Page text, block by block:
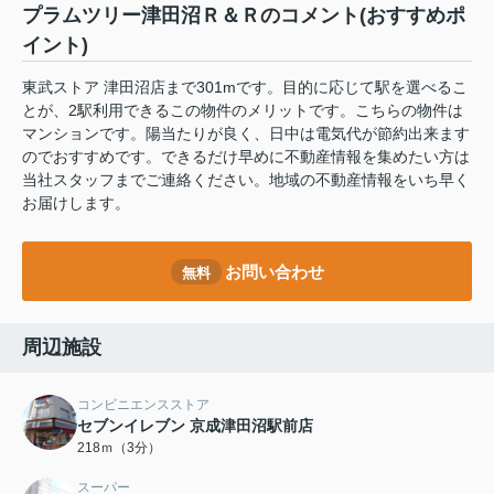
プラムツリー津田沼Ｒ＆Ｒのコメント(おすすめポ
イント)
東武ストア 津田沼店まで301mです。目的に応じて駅を選べるこ
とが、2駅利用できるこの物件のメリットです。こちらの物件は
マンションです。陽当たりが良く、日中は電気代が節約出来ます
のでおすすめです。できるだけ早めに不動産情報を集めたい方は
当社スタッフまでご連絡ください。地域の不動産情報をいち早く
お届けします。
無料 お問い合わせ
周辺施設
コンビニエンスストア
セブンイレブン 京成津田沼駅前店
218ｍ（3分）
スーパー